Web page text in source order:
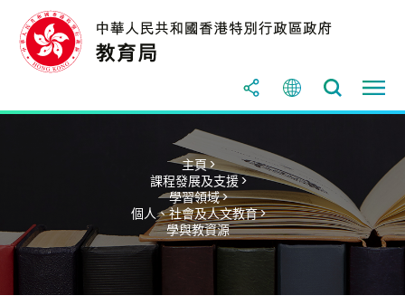
主頁 >
課程發展及支援 >
學習領域 >
個人、社會及人文教育 >
學與教資源